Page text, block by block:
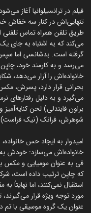
فیلم در ترانسیلوانیا آغاز
تنهایی‌اش در کنار سه خفاش
طریق تلفن همراه تماس
می‌کند که به اشتباه به جای
گرفته است. بدشانسی اما سپس
می‌رسد و به کارمند خود،
خانواده‌اش را آزار می‌دهد،
بحرانی قرار دارد، پسرش،
می‌گیرد و به دلیل
براون فایندلی) لحن
شوهرش، فرانک (نیک
امیدوار به ایجاد حس
خانواده‌اش می‌سازد: خودش به
فی به عنوان مومیایی و مکس
که چایِن ترتیب داده است،
استقبال نمی‌کنند، اما
مورد توجه ویژه قرار می‌گیرند،
عنوان یک گروه موسیقی با تم